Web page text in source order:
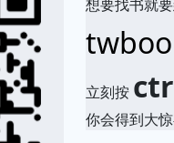
想要找书就
立刻按
你会得到大